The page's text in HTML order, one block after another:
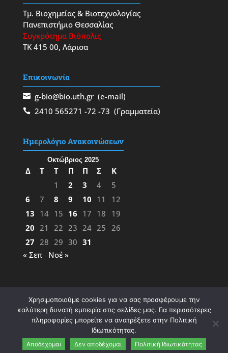
Τμ. Βιοχημείας & Βιοτεχνολογίας
Πανεπιστήμιο Θεσσαλίας
Συγκρότημα Βιόπολις
ΤΚ 415 00, Λάρισα
Επικοινωνία
g-bio@bio.uth.gr(e-mail)
2410 565271 -72 -73 (Γραμματεία)
Ημερολόγιο Ανακοινώσεων
Οκτώβριος 2025
Δ Τ Τ Π Π Σ
Κ
1
2 3 4
5
6
7 8 9 10 11
12
13 14 15 16 17 18
19
20 21 22 23 24 25 26
27 28 29 30 31
« Σεπ
Νοέ »
Σχεδίαση & Υλοποίηση:ΦΚ
Πολιτική Ιδιωτικότητας
Χρησιμοποιούμε cookies για να σας προσφέρουμε την
καλύτερη δυνατή εμπειρία στις σελίδες μας. Για περισσότερες
πληροφορίες μπορείτε να ανατρέξετε στην Πολιτική
Ιδιωτικότητας.
Αποδέχομαι Δεν αποδέχομαι Πολιτική Ιδιωτικότητας